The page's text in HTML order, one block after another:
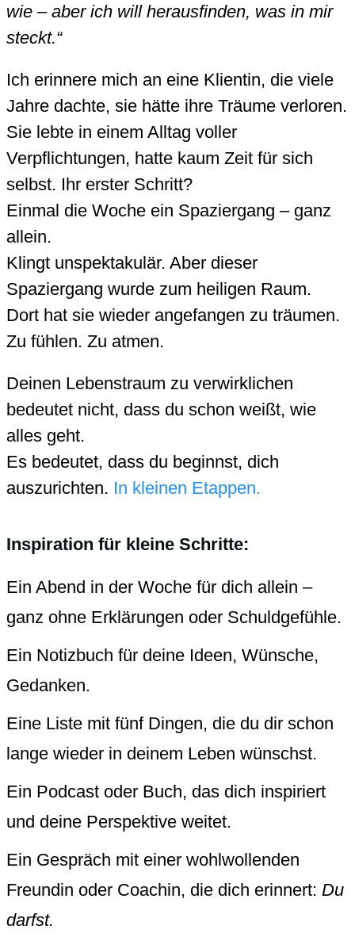
wie – aber ich will herausfinden, was in mir
steckt.“
Ich erinnere mich an eine Klientin, die viele
Jahre dachte, sie hätte ihre Träume verloren.
Sie lebte in einem Alltag voller
Verpflichtungen, hatte kaum Zeit für sich
selbst. Ihr erster Schritt?
Einmal die Woche ein Spaziergang – ganz
allein.
Klingt unspektakulär. Aber dieser
Spaziergang wurde zum heiligen Raum.
Dort hat sie wieder angefangen zu träumen.
Zu fühlen. Zu atmen.
Deinen Lebenstraum zu verwirklichen
bedeutet nicht, dass du schon weißt, wie
alles geht.
Es bedeutet, dass du beginnst, dich
auszurichten. In kleinen Etappen.
Inspiration für kleine Schritte:
Ein Abend in der Woche für dich allein –
ganz ohne Erklärungen oder Schuldgefühle.
Ein Notizbuch für deine Ideen, Wünsche,
Gedanken.
Eine Liste mit fünf Dingen, die du dir schon
lange wieder in deinem Leben wünschst.
Ein Podcast oder Buch, das dich inspiriert
und deine Perspektive weitet.
Ein Gespräch mit einer wohlwollenden
Freundin oder Coachin, die dich erinnert: Du
darfst.